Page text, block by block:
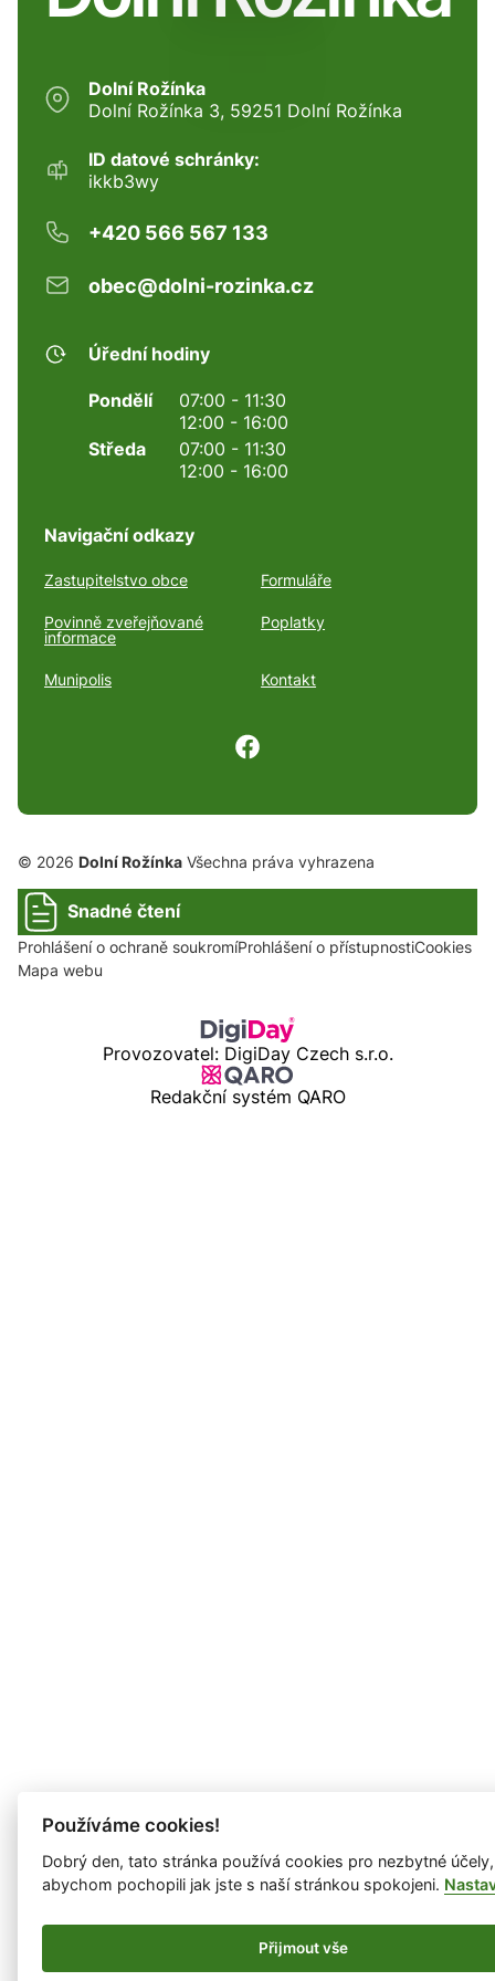
Dolní Rožínka
Dolní Rožínka 3, 59251 Dolní Rožínka
ID datové schránky:
ikkb3wy
+420 566 567 133
obec@dolni-rozinka.cz
Úřední hodiny
Pondělí
07:00 - 11:30
12:00 - 16:00
Středa
07:00 - 11:30
12:00 - 16:00
Navigační odkazy
Zastupitelstvo obce Formuláře
Povinně zveřejňované
informace
Poplatky
Munipolis Kontakt
© 2026 Dolní Rožínka Všechna práva vyhrazena
Snadné čtení
Prohlášení o ochraně soukromíProhlášení o přístupnostiCookies
Mapa webu
Provozovatel: DigiDay Czech s.r.o.
Redakční systém QARO
Používáme cookies!
Dobrý den, tato stránka používá cookies pro nezbytné
abychom pochopili jak jste s naší stránkou spokojeni.
Přijmout vše